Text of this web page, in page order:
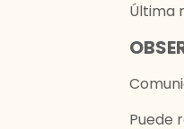
Última
Puede